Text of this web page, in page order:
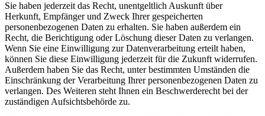
Sie haben jederzeit das Recht, unentgeltlich Auskunft über
Herkunft, Empfänger und Zweck Ihrer gespeicherten
personenbezogenen Daten zu erhalten. Sie haben außerdem ein
Recht, die Berichtigung oder Löschung dieser Daten zu verlangen.
Wenn Sie eine Einwilligung zur Datenverarbeitung erteilt haben,
können Sie diese Einwilligung jederzeit für die Zukunft widerrufen.
Außerdem haben Sie das Recht, unter bestimmten Umständen die
Einschränkung der Verarbeitung Ihrer personenbezogenen Daten zu
verlangen. Des Weiteren steht Ihnen ein Beschwerderecht bei der
zuständigen Aufsichtsbehörde zu.